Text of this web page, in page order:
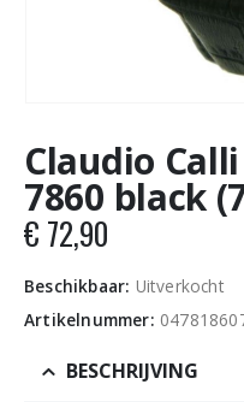
Claudio
7860 black
€ 72,90
Beschikbaar: Uitverkocht
Artikelnummer:
BESCHRIJVING